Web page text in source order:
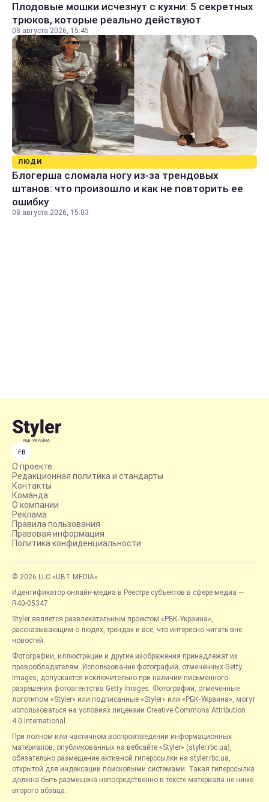
Плодовые мошки исчезнут с кухни: 5 секретных
трюков, которые реально действуют
08 августа 2026, 15:45
ЛЮДИ
Блогерша сломала ногу из-за трендовых
штанов: что произошло и как не повторить ее
ошибку
08 августа 2026, 15:03
FB
О проекте
Редакционная политика и стандарты
Контакты
Команда
О компании
Реклама
Правила пользования
Правовая информация
Политика конфиденциальности
© 2026 LLC «UBT MEDIA»
Идентификатор онлайн-медиа в Реестре субъектов в сфере медиа —
R40-05347
Styler является развлекательным проектом «РБК-Украина»,
рассказывающим о людях, трендах и всё, что интересно читать вне
новостей.
Фотографии, иллюстрации и другие изображения принадлежат их
правообладателям. Использование фотографий, отмеченных Getty
Images, допускается исключительно при наличии письменного
разрешения фотоагентства Getty Images. Фотографии, отмеченные
логотипом «Styler» или подписанные «Styler» или «РБК-Украина», могут
использоваться на условиях лицензии Creative Commons Attribution
4.0 International.
При полном или частичном воспроизведении информационных
материалов, опубликованных на вебсайте «Styler» (styler.rbc.ua),
обязательно размещение активной гиперссылки на styler.rbc.ua,
открытой для индексации поисковыми системами. Такая гиперссылка
должна быть размещена непосредственно в тексте материала не ниже
второго абзаца.